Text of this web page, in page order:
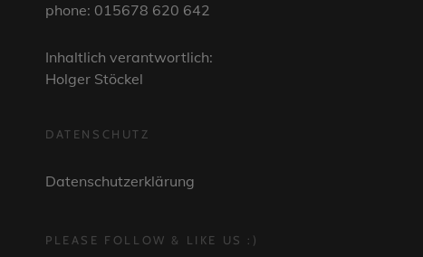
phone: 015678 620 642
Inhaltlich verantwortlich:
Holger Stöckel
DATENSCHUTZ
Datenschutzerklärung
PLEASE FOLLOW & LIKE US :)